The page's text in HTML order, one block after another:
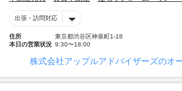
出張・訪問対応
住所
東京都渋谷区神泉町1-18
本日の営業状況 9:30〜18:00
株式会社アップルアドバイザーズのオ